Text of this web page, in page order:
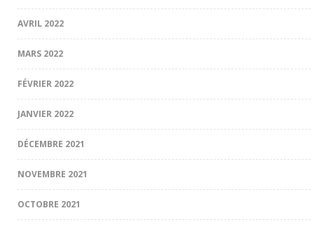
AVRIL 2022
MARS 2022
FÉVRIER 2022
JANVIER 2022
DÉCEMBRE 2021
NOVEMBRE 2021
OCTOBRE 2021